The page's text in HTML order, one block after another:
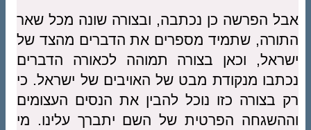
אבל הפרשה כן נכתבה, ובצורה שונה מכל שאר
התורה, שתמיד מספרים את הדברים מהצד של
ישראל, וכאן בצורה תמוהה לכאורה הדברים
נכתבו מנקודת מבט של האויבים של ישראל. כי
רק בצורה כזו נוכל להבין את הנסים העצומים
וההשגחה הפרטית של השם יתברך עלינו. מי